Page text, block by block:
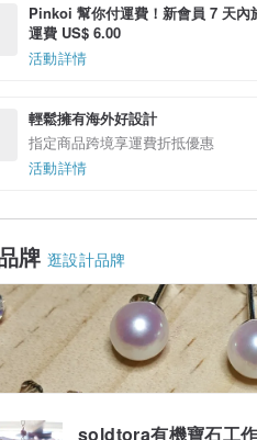
Pinkoi 幫你付運費！新會員 7 天
運費 US$ 6.00
活動詳情
輕鬆擁有海外好設計
指定商品跨境享運費折抵優惠
活動詳情
牌 逛設計品牌
soldtora有機寶石工